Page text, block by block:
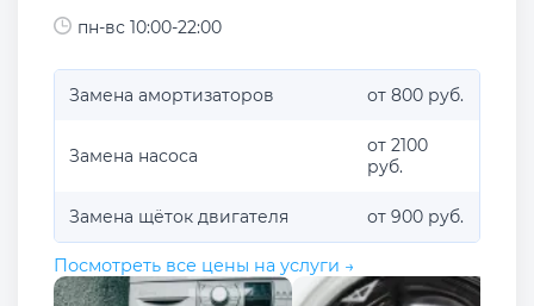
пн-вс 10:00-22:00
Замена амортизаторов от 800 руб.
Замена насоса
от 2100
руб.
Замена щёток двигателя от 900 руб.
Посмотреть все цены на услуги →